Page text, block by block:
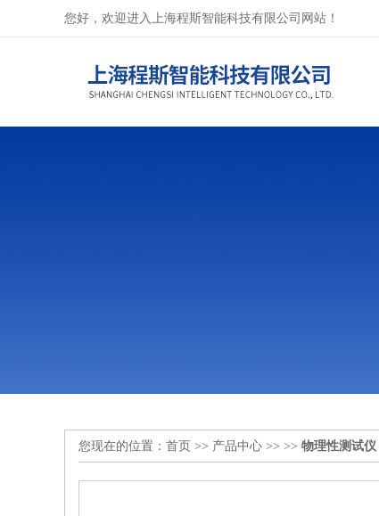
您好，欢迎进入上海程斯智能科技有限公司网站！
您现在的位置： 首页 >> 产品中心 >> >> 物理性测试仪